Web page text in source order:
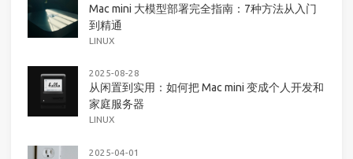
Mac mini 大模型部署完全指南：7种方法从入门
到精通
LINUX
2025-08-28
从闲置到实用：如何把 Mac mini 变成个人开发和
家庭服务器
LINUX
2025-04-01